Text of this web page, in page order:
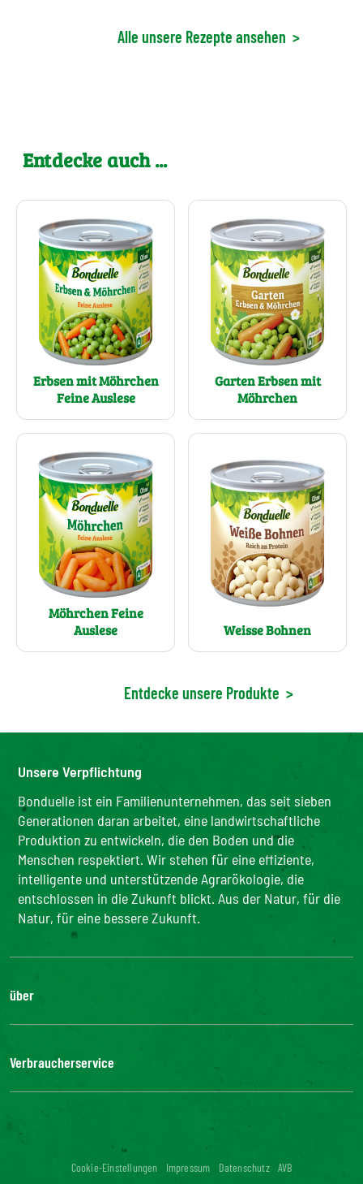
Alle unsere Rezepte ansehen >
Entdecke auch ...
Erbsen mit Möhrchen
Feine Auslese
Garten Erbsen mit
Möhrchen
Möhrchen Feine
Auslese
Weisse Bohnen
Entdecke unsere Produkte >
Unsere Verpflichtung
Bonduelle ist ein Familienunternehmen, das seit sieben
Generationen daran arbeitet, eine landwirtschaftliche
Produktion zu entwickeln, die den Boden und die
Menschen respektiert. Wir stehen für eine effiziente,
intelligente und unterstützende Agrarökologie, die
entschlossen in die Zukunft blickt. Aus der Natur, für die
Natur, für eine bessere Zukunft.
über
Die Gruppe
Bonduelle-Stiftung
Verbraucherservice
FAQ
Kontakt
Cookie-Einstellungen Impressum Datenschutz AVB